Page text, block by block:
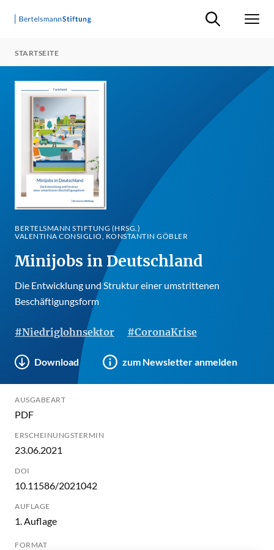
Suche ein-/
STARTSEITE
BERTELSMANN STIFTUNG (HRSG.)
VALENTINA CONSIGLIO, KONSTANTIN GÖBLER
Minijobs in Deutschland
Die Entwicklung und Struktur einer umstrittenen
Beschäftigungsform
#Niedriglohnsektor #CoronaKrise
Download zum Newsletter anmelden
AUSGABEART
PDF
ERSCHEINUNGSTERMIN
23.06.2021
DOI
10.11586/2021042
AUFLAGE
1. Auflage
FORMAT